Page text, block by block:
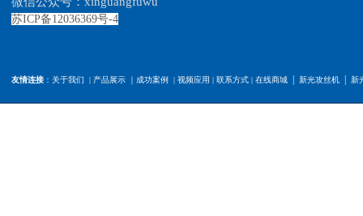
友情连接 ： 关于我们 | 产品展示 ｜ 成功案例 | 视频应用 | 联系方式 | 在线商城 新光攻丝机 新
苏ICP备12036369号-4